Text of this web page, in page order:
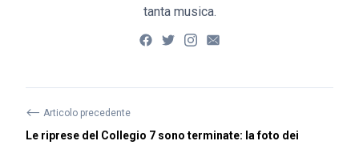
tanta musica.
⟵ Articolo precedente
Le riprese del Collegio 7 sono terminate: la foto dei